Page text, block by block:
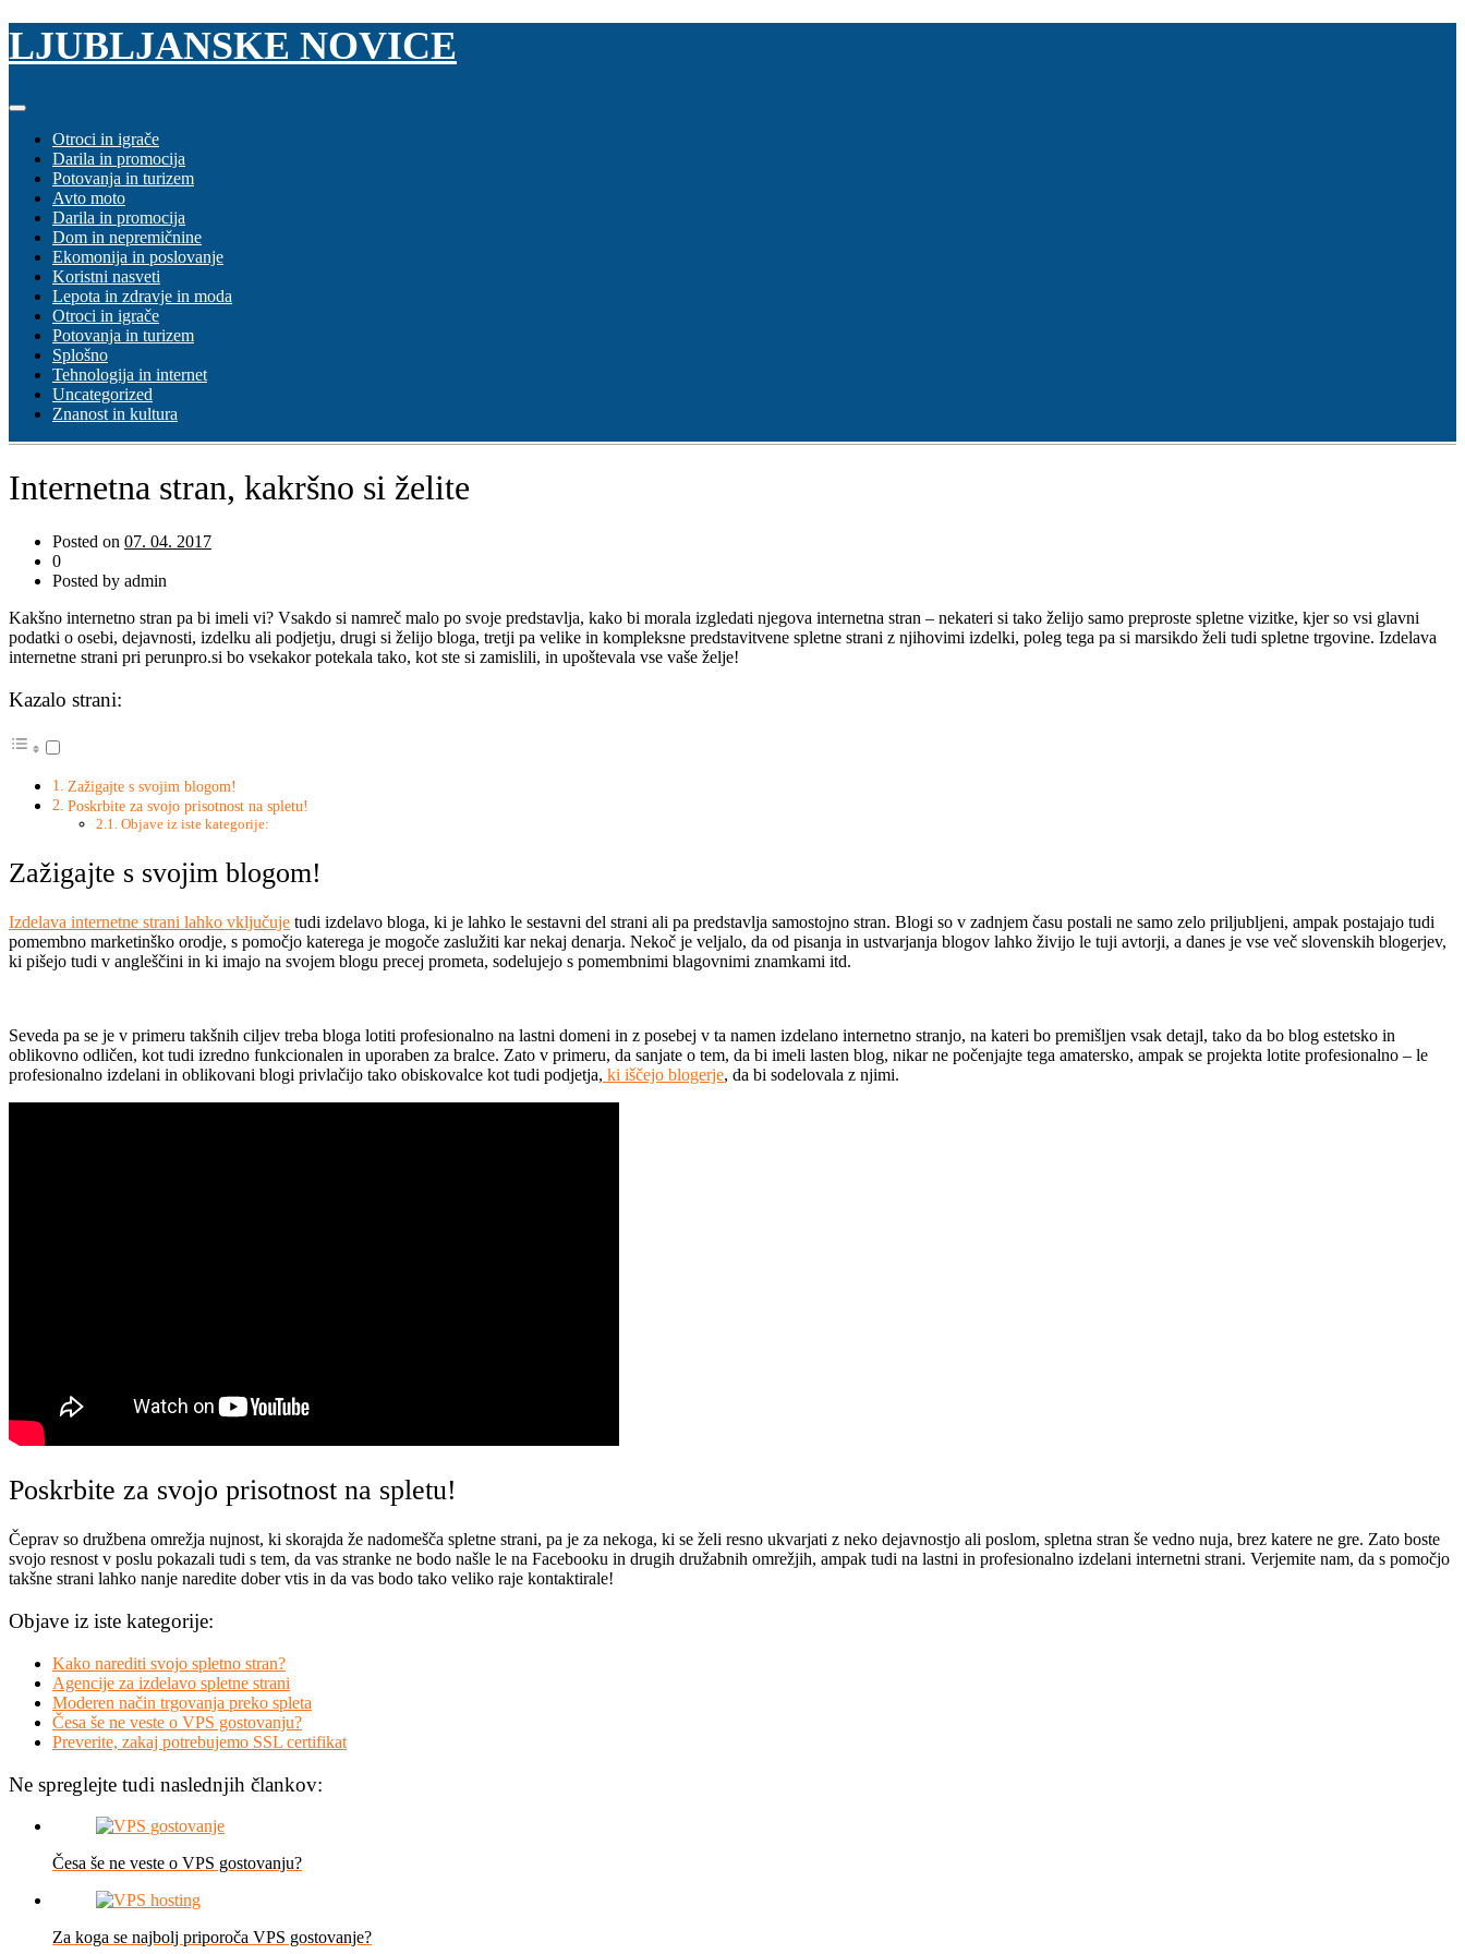
Skip
content
LJUBLJANSKE NOVICE
Otroci in igrače
Darila in promocija
Potovanja in turizem
Avto moto
Darila in promocija
Dom in nepremičnine
Ekomonija in poslovanje
Koristni nasveti
Lepota in zdravje in moda
Otroci in igrače
Potovanja in turizem
Splošno
Tehnologija in internet
Uncategorized
Znanost in kultura
Internetna stran, kakršno si želite
Posted on 07. 04. 2017
0
Posted by admin
Kakšno internetno stran pa bi imeli vi? Vsakdo si namreč malo po svoje predstavlja, kako bi morala izgledati njegova internetna stran – nekateri si tako želijo samo preproste spletne vizitke, kjer so vsi glavni
podatki o osebi, dejavnosti, izdelku ali podjetju, drugi si želijo bloga, tretji pa velike in kompleksne predstavitvene spletne strani z njihovimi izdelki, poleg tega pa si marsikdo želi tudi spletne trgovine. Izdelava
internetne strani pri perunpro.si bo vsekakor potekala tako, kot ste si zamislili, in upoštevala vse vaše želje!
Kazalo strani:
Zažigajte s svojim blogom!
Poskrbite za svojo prisotnost na spletu!
Objave iz iste kategorije:
Zažigajte s svojim blogom!
Izdelava internetne strani lahko vključuje tudi izdelavo bloga, ki je lahko le sestavni del strani ali pa predstavlja samostojno stran. Blogi so v zadnjem času postali ne samo zelo priljubljeni, ampak postajajo tudi
pomembno marketinško orodje, s pomočjo katerega je mogoče zaslužiti kar nekaj denarja. Nekoč je veljalo, da od pisanja in ustvarjanja blogov lahko živijo le tuji avtorji, a danes je vse več slovenskih blogerjev,
ki pišejo tudi v angleščini in ki imajo na svojem blogu precej prometa, sodelujejo s pomembnimi blagovnimi znamkami itd.
Seveda pa se je v primeru takšnih ciljev treba bloga lotiti profesionalno na lastni domeni in z posebej v ta namen izdelano internetno stranjo, na kateri bo premišljen vsak detajl, tako da bo blog estetsko in
oblikovno odličen, kot tudi izredno funkcionalen in uporaben za bralce. Zato v primeru, da sanjate o tem, da bi imeli lasten blog, nikar ne počenjajte tega amatersko, ampak se projekta lotite profesionalno – le
profesionalno izdelani in oblikovani blogi privlačijo tako obiskovalce kot tudi podjetja, ki iščejo blogerje, da bi sodelovala z njimi.
Poskrbite za svojo prisotnost na spletu!
Čeprav so družbena omrežja nujnost, ki skorajda že nadomešča spletne strani, pa je za nekoga, ki se želi resno ukvarjati z neko dejavnostjo ali poslom, spletna stran še vedno nuja, brez katere ne gre. Zato boste
svojo resnost v poslu pokazali tudi s tem, da vas stranke ne bodo našle le na Facebooku in drugih družabnih omrežjih, ampak tudi na lastni in profesionalno izdelani internetni strani. Verjemite nam, da s pomočjo
takšne strani lahko nanje naredite dober vtis in da vas bodo tako veliko raje kontaktirale!
Objave iz iste kategorije:
Kako narediti svojo spletno stran?
Agencije za izdelavo spletne strani
Moderen način trgovanja preko spleta
Česa še ne veste o VPS gostovanju?
Preverite, zakaj potrebujemo SSL certifikat
Ne spreglejte tudi naslednjih člankov:
Česa še ne veste o VPS gostovanju?
Za koga se najbolj priporoča VPS gostovanje?